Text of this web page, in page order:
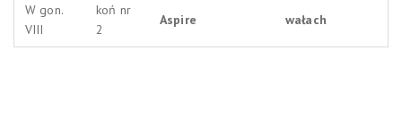
W gon.
VIII
koń nr
2
Aspire wałach